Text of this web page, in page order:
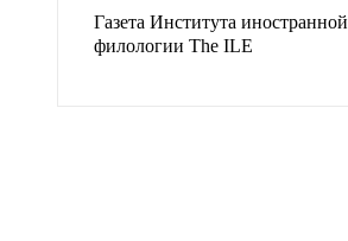
Газета Института иностранной
филологии The ILE